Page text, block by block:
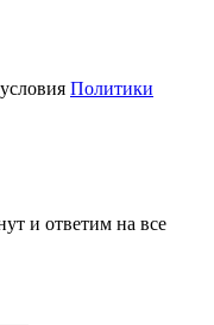
Политики
и ответим на все